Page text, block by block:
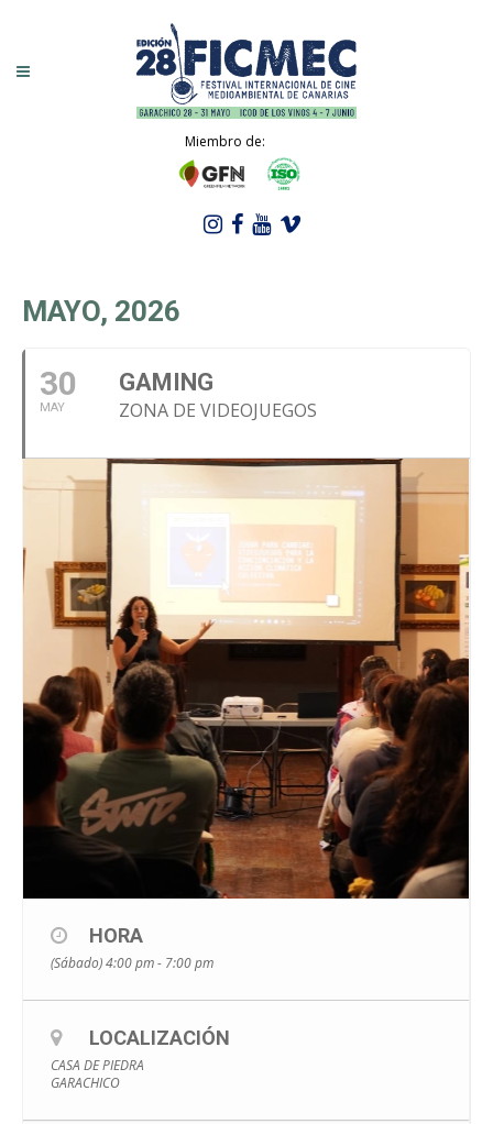
Miembro de:
MAYO, 2026
30
MAY
GAMING
ZONA DE VIDEOJUEGOS
HORA
(Sábado) 4:00 pm - 7:00 pm
LOCALIZACIÓN
CASA DE PIEDRA
GARACHICO